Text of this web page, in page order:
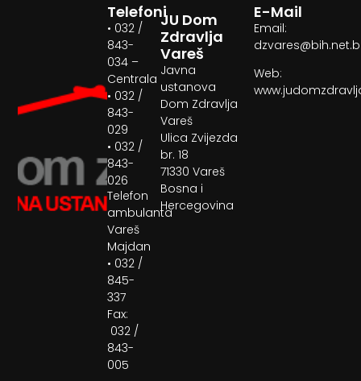
JU Dom
Zdravlja
Vareš
Javna
ustanova
Dom Zdravlja
Vareš
Ulica Zvijezda
br. 18
71330 Vareš
Bosna i
Hercegovina
Telefoni
• 032 /
843-
034 –
Centrala
• 032 /
843-
029
• 032 /
843-
026
Telefon
ambulanta
Vareš
Majdan
• 032 /
845-
337
Fax:
032 /
843-
005
E-Mail
Email:
Web: